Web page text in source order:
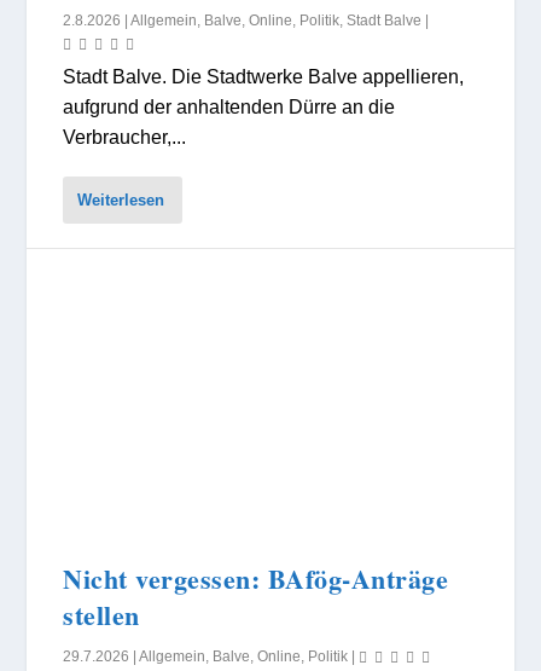
2.8.2026 |Allgemein Balve ,Online Politik ,Stadt Balve |
Stadt Balve. Die Stadtwerke Balve appellieren,
aufgrund der anhaltenden Dürre an die
Verbraucher,...
Weiterlesen
Nicht vergessen: BAfög-Anträge
stellen
29.7.2026 |Allgemein Balve ,Online Politik |